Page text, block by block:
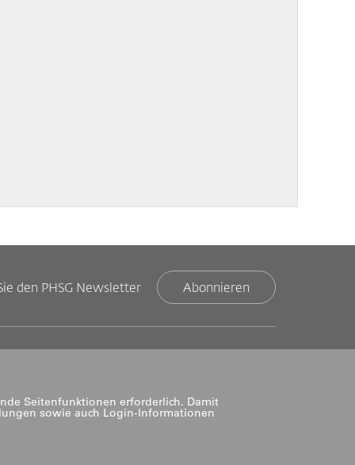
den PHSG Newsletter Abonnieren
Seitenfunktionen erforderlich. Damit
sowie auch Login-Informationen